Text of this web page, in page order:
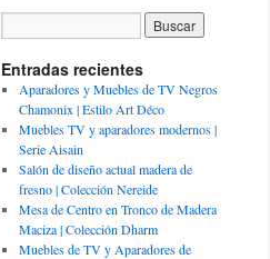
Entradas recientes
Aparadores y Muebles de TV Negros
Chamonix | Estilo Art Déco
Muebles TV y aparadores modernos |
Serie Aisain
Salón de diseño actual madera de
fresno | Colección Nereide
Mesa de Centro en Tronco de Madera
Maciza | Colección Dharm
Muebles de TV y Aparadores de